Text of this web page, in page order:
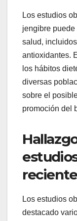
Los estudios
jengibre
salud,
antioxidantes.
los hábitos
diversas
sobre el
promoción del
Los estudios
destacado